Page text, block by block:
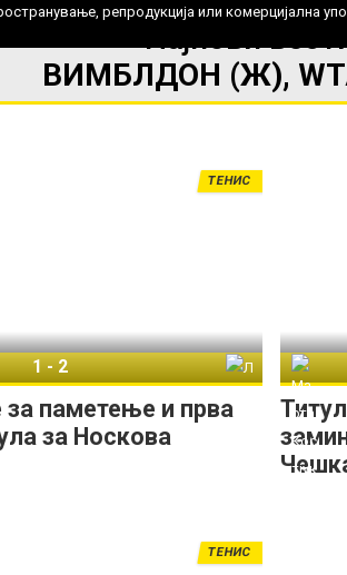
Најнови
ВИМБЛДОН (Ж),
паметење и прва
за Носкова
ТЕНИС
1-2
ТЕНИС
репродукција или комерцијална